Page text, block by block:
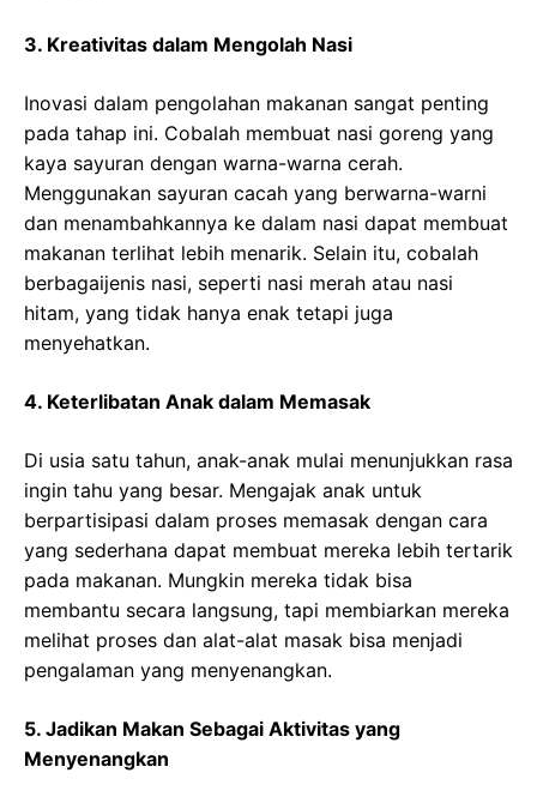
3. Kreativitas dalam Mengolah Nasi
Inovasi dalam pengolahan makanan sangat penting
pada tahap ini. Cobalah membuat nasi goreng yang
kaya sayuran dengan warna-warna cerah.
Menggunakan sayuran cacah yang berwarna-warni
dan menambahkannya ke dalam nasi dapat membuat
makanan terlihat lebih menarik. Selain itu, cobalah
berbagaijenis nasi, seperti nasi merah atau nasi
hitam, yang tidak hanya enak tetapi juga
menyehatkan.
4. Keterlibatan Anak dalam Memasak
Di usia satu tahun, anak-anak mulai menunjukkan rasa
ingin tahu yang besar. Mengajak anak untuk
berpartisipasi dalam proses memasak dengan cara
yang sederhana dapat membuat mereka lebih tertarik
pada makanan. Mungkin mereka tidak bisa
membantu secara langsung, tapi membiarkan mereka
melihat proses dan alat-alat masak bisa menjadi
pengalaman yang menyenangkan.
5. Jadikan Makan Sebagai Aktivitas yang
Menyenangkan